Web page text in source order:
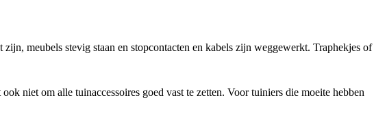
meubels stevig staan en stopcontacten en kabels zijn weggewerkt. Traphekjes of
niet om alle tuinaccessoires goed vast te zetten. Voor tuiniers die moeite hebben